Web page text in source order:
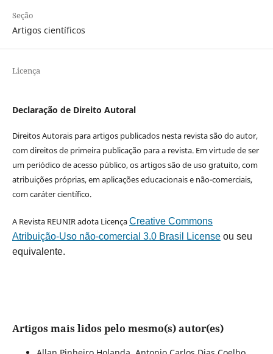
Seção
Artigos científicos
Licença
Declaração de Direito Autoral
Direitos Autorais para artigos publicados nesta revista são do autor,
com direitos de primeira publicação para a revista. Em virtude de ser
um periódico de acesso público, os artigos são de uso gratuito, com
atribuições próprias, em aplicações educacionais e não-comerciais,
com caráter científico.
A Revista REUNIR adota LicençaCreative Commons
Atribuição-Uso não-comercial 3.0 Brasil Licenseou seu
equivalente.
Artigos mais lidos pelo mesmo(s) autor(es)